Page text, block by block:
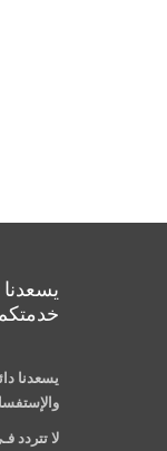
يسعدنا
لا تتردد